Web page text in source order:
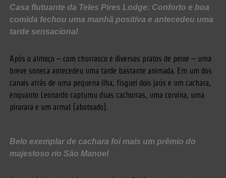
Casa flutuante da Teles Pires Lodge: Conforto e boa
comida fechou uma manhã positiva e antecedeu uma
tarde sensacional
Após o almoço – com churrasco e diversos pratos de peixe – uma
breve soneca antecedeu uma tarde bastante animada. Em um dos
canais atrás de uma pequena ilha, fisguei dois jaús e um cachara,
enquanto Leonardo capturou duas cachorras, uma corvina, uma
pirarara e um armal (abotoado).
Belo exemplar de cachara foi mais um prêmio do
majestoso rio São Manoel